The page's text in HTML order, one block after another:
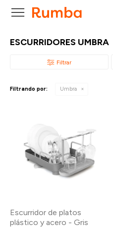

ESCURRIDORES UMBRA
Filtrando por: Umbra
Escurridor de platos
plástico y acero - Gris